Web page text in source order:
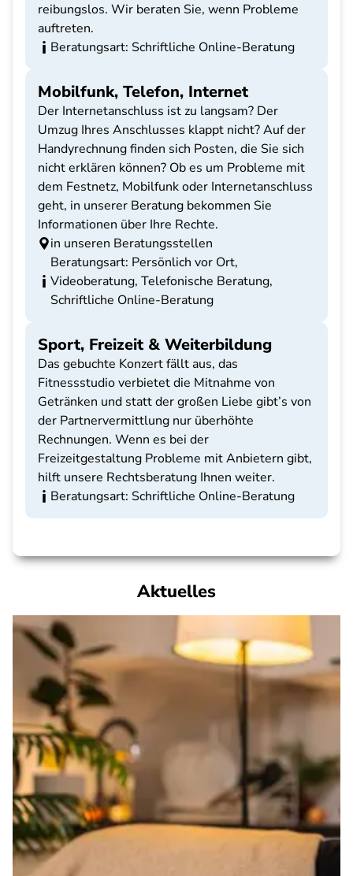
reibungslos. Wir beraten Sie, wenn Probleme
auftreten.
Beratungsart: Schriftliche Online-Beratung
Mobilfunk, Telefon, Internet
Der Internetanschluss ist zu langsam? Der
Umzug Ihres Anschlusses klappt nicht? Auf der
Handyrechnung finden sich Posten, die Sie sich
nicht erklären können? Ob es um Probleme mit
dem Festnetz, Mobilfunk oder Internetanschluss
geht, in unserer Beratung bekommen Sie
Informationen über Ihre Rechte.
in unseren Beratungsstellen
Beratungsart: Persönlich vor Ort,
Videoberatung, Telefonische Beratung,
Schriftliche Online-Beratung
Sport, Freizeit & Weiterbildung
Das gebuchte Konzert fällt aus, das
Fitnessstudio verbietet die Mitnahme von
Getränken und statt der großen Liebe gibt’s von
der Partnervermittlung nur überhöhte
Rechnungen. Wenn es bei der
Freizeitgestaltung Probleme mit Anbietern gibt,
hilft unsere Rechtsberatung Ihnen weiter.
Beratungsart: Schriftliche Online-Beratung
Aktuelles